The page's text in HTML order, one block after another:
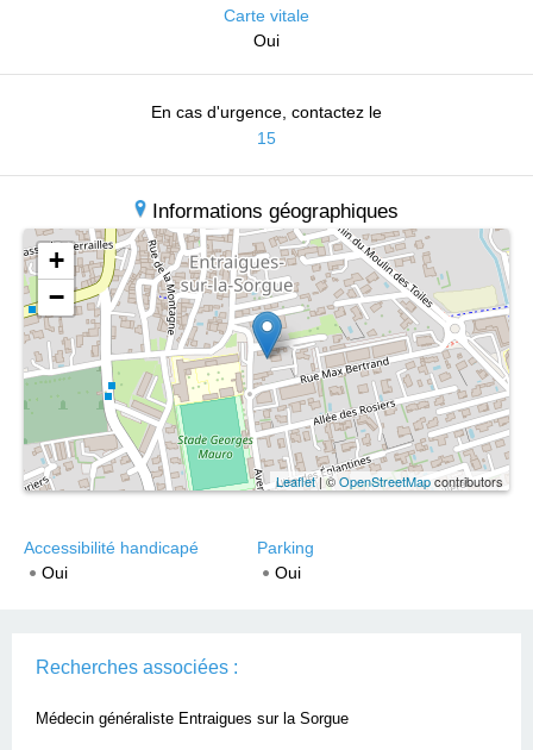
Carte vitale
Oui
En cas d'urgence, contactez le
15
Informations géographiques
+
−
Leaflet| ©OpenStreetMapcontributors
Accessibilité handicapé
Oui
Parking
Oui
Recherches associées :
Médecin généraliste Entraigues sur la Sorgue